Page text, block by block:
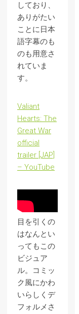
しており、
ありがたい
ことに日本
語字幕のも
のも用意さ
れていま
す。
Valiant
Hearts: The
Great War
official
trailer [JAP]
– YouTube
目を引くの
はなんとい
ってもこの
ビジュア
ル。コミッ
ク風にかわ
いらしくデ
フォルメさ